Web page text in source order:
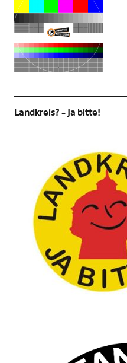
Landkreis? – Ja bitte!